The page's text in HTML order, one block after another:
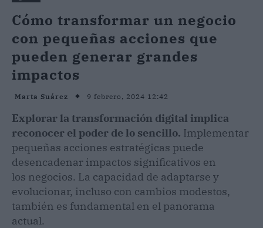
Cómo transformar un negocio
con pequeñas acciones que
pueden generar grandes
impactos
Marta Suárez 9 febrero, 2024 12:42
Explorar la transformación digital implica
reconocer el poder de lo sencillo. Implementar
pequeñas acciones estratégicas puede
desencadenar impactos significativos en
los negocios. La capacidad de adaptarse y
evolucionar, incluso con cambios modestos,
también es fundamental en el panorama
actual.